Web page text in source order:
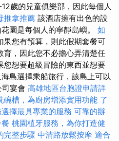
歲的兒童俱樂部，因此每個人
推拿推薦 該酒店擁有出色的設
園是每個人的寧靜島嶼。 如
果您有預算，則此假期套餐可
，因此您不必擔心弄清楚任
想要超級冒險的東西並想要
島選擇乘船旅行，該島上可以
宴會 高雄地區台胞證申請詳
碗槽，為廚房增添實用功能 了
擇最具專業的服務 可靠的辦
桃園植牙服務，為你打造健
完整步驟 中清路放鬆按摩 適合